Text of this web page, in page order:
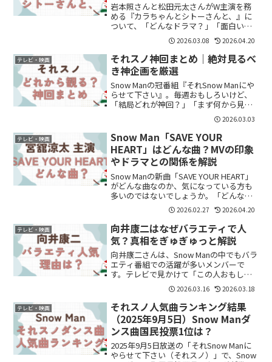
岩本照さんと松田元太さんがW主演を務
める『カラちゃんとシトーさんと、』に
ついて、「どんなドラマ？」「面白い
の？」と気になっている方も多いのでは
ないでしょうか。結論からいうと、本作
はサウナ・旅・食事をテーマにした、日
常の疲れをゆるめるヒーリン...
2026.03.08 2026.04.20
テレビ・映画
それスノ神回まとめ｜絶対見るべ
き神企画を厳選
Snow Manの冠番組『それSnow Manにや
らせて下さい』。毎週おもしろいけど、
「結局どれが神回？」「まず何から見れ
ばいい？」すでに70本を超える配信があ
り、何から観るか迷いますよね。ファン
評価が高い神回を厳選してまとめます。
① それ...
2026.03.03
テレビ・映画
Snow Man「SAVE YOUR
HEART」はどんな曲？MVの印象
やドラマとの関係を解説
Snow Manの新曲「SAVE YOUR HEART」
がどんな曲なのか、気になっている方も
多いのではないでしょうか。「どんな雰
囲気の曲？」「かっこいい系？バラー
ド？」と気になりますよね。結論からい
うと、「SAVE YOUR HEART」は...
2026.02.27 2026.04.20
テレビ・映画
向井康二はなぜバラエティで人
気？真相をぎゅぎゅっと解説
向井康二さんは、Snow Manの中でもバラ
エティ番組での活躍が多いメンバーで
す。テレビで見かけて「この人おもしろ
い！」「Snow Manの中でもよくしゃべる
人？」と気になった人も多いのではない
でしょうか。実際、向井康二さんはSnow
Ma...
2026.03.16 2026.03.18
テレビ・映画
それスノ人気曲ランキング結果
（2025年9月5日）Snow Manダ
ンス曲国民投票1位は？
2025年9月5日放送の「それSnow Manに
やらせて下さい（それスノ）」で、Snow